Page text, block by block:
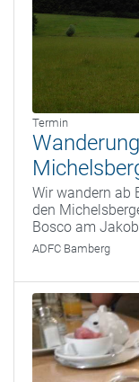
Termin
Wir wandern ab
den
Bosco am
ADFC Bamberg